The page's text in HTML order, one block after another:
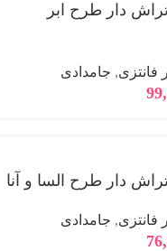
دار طرح ابر
فانتزی, جامدادی
دار طرح السا و آنا
فانتزی, جامدادی